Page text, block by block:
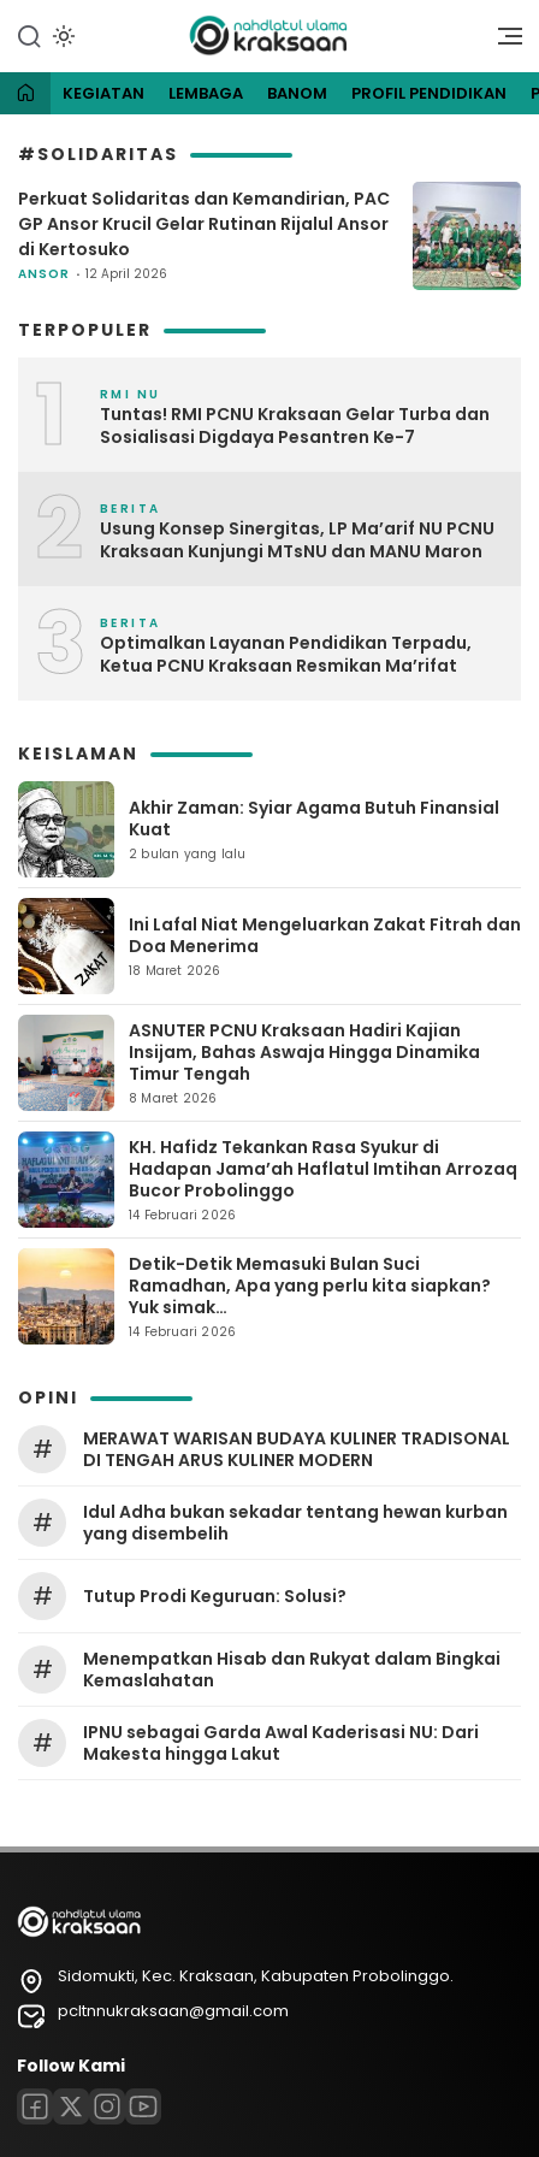
konten
NU Kraksaan
Website Resmi Pengurus
Kraksaan
KEGIATAN LEMBAGA BANOM PROFIL PENDIDIKAN
#SOLIDARITAS
Perkuat Solidaritas dan Kemandirian, PAC
GP Ansor Krucil Gelar Rutinan Rijalul Ansor
di Kertosuko
ANSOR 12 April 2026
TERPOPULER
1 RMI NU
Tuntas! RMI PCNU Kraksaan Gelar Turba dan
Sosialisasi Digdaya Pesantren Ke-7
2 BERITA
Usung Konsep Sinergitas, LP Ma’arif NU PCNU
Kraksaan Kunjungi MTsNU dan MANU Maron
3 BERITA
Optimalkan Layanan Pendidikan Terpadu,
Ketua PCNU Kraksaan Resmikan Ma’rifat
KEISLAMAN
Akhir Zaman: Syiar Agama Butuh Finansial
Kuat
2 bulan yang lalu
Ini Lafal Niat Mengeluarkan Zakat Fitrah dan
Doa Menerima
18 Maret 2026
ASNUTER PCNU Kraksaan Hadiri Kajian
Insijam, Bahas Aswaja Hingga Dinamika
Timur Tengah
8 Maret 2026
KH. Hafidz Tekankan Rasa Syukur di
Hadapan Jama’ah Haflatul Imtihan Arrozaq
Bucor Probolinggo
14 Februari 2026
Detik-Detik Memasuki Bulan Suci
Ramadhan, Apa yang perlu kita siapkan?
Yuk simak…
14 Februari 2026
OPINI
#
MERAWAT WARISAN BUDAYA KULINER TRADISONAL
DI TENGAH ARUS KULINER MODERN
#
Idul Adha bukan sekadar tentang hewan kurban
yang disembelih
# Tutup Prodi Keguruan: Solusi?
#
Menempatkan Hisab dan Rukyat dalam Bingkai
Kemaslahatan
#
IPNU sebagai Garda Awal Kaderisasi NU: Dari
Makesta hingga Lakut
Sidomukti, Kec. Kraksaan, Kabupaten Probolinggo.
pcltnnukraksaan@gmail.com
Follow Kami